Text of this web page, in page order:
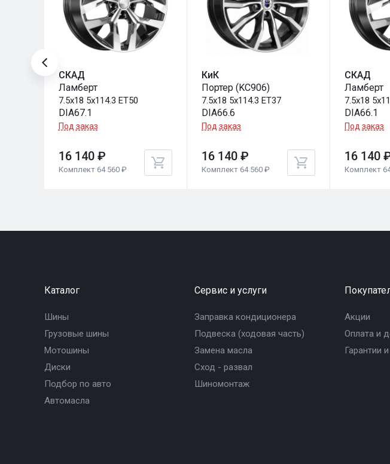
СКАД
Ламберт
7.5x18 5x114.3 ET50
DIA67.1
Под заказ
16 140 ₽
Комплект 64 560 ₽
КиК
Портер (KC906)
7.5x18 5x114.3 ET37
DIA66.6
Под заказ
16 140 ₽
Комплект 64 560 ₽
СКАД
Ламберт
7.5x18
DIA66.1
Под заказ
16 140
Комплект
Каталог
Шины
Грузовые шины
Мотошины
Диски
Подбор по авто
Автомасла
Сервис и услуги
Заправка кондиционера
Подвеска (ходовая часть)
Замена масла
Сход - развал
Шиномонтаж
Акции
Оплата и
Гарантии